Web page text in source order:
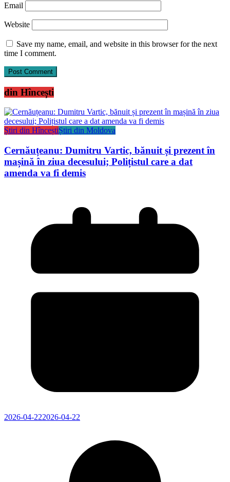
Email
Website
Save my name, email, and website in this browser for the next
time I comment.
din Hîncești
Știri din HînceștiȘtiri din Moldova
Cernăuțeanu: Dumitru Vartic, bănuit și prezent în
mașină în ziua decesului; Polițistul care a dat
amenda va fi demis
2026-04-222026-04-22